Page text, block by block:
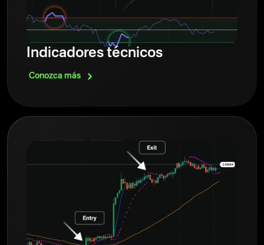
Indicadores técnicos
Conozca más